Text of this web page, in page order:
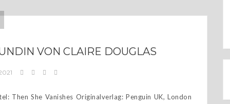
VON CLAIRE DOUGLAS
She Vanishes Originalverlag: Penguin UK, London